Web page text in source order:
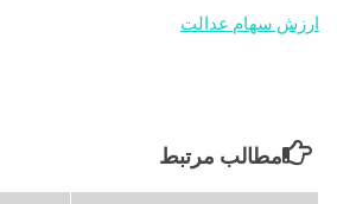
ارزش سهام عدالت
مطالب مرتبط